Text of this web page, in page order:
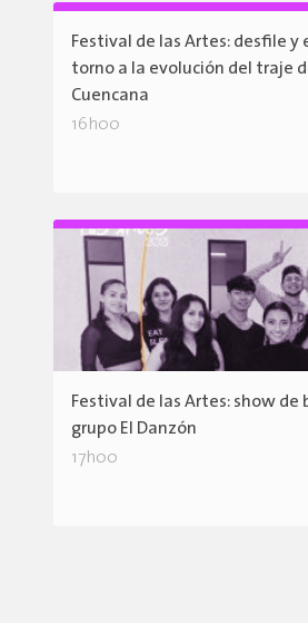
Festival de las Artes: desfile y
torno a la evolución del traje
Cuencana
16h00
Festival de las Artes: show de
grupo El Danzón
17h00